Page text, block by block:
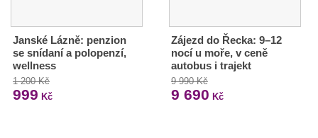
Janské Lázně: penzion
se snídaní a polopenzí,
wellness
1 200 Kč
999 Kč
Zájezd do Řecka: 9–12
nocí u moře, v ceně
autobus i trajekt
9 990 Kč
9 690 Kč